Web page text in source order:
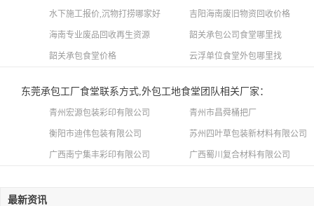
水下施工报价,沉物打捞哪家好 吉阳海南废旧物资回收价格
海南专业废品回收再生资源 韶关承包公司食堂哪里找
韶关承包食堂价格 云浮单位食堂外包哪里找
东莞承包工厂食堂联系方式,外包工地食堂团队相关厂家：
青州宏源包装彩印有限公司 青州市昌舜桶把厂
衡阳市迪伟包装有限公司 苏州四叶草包装新材料有限公司
广西南宁集丰彩印有限公司 广西蜀川复合材料有限公司
最新资讯